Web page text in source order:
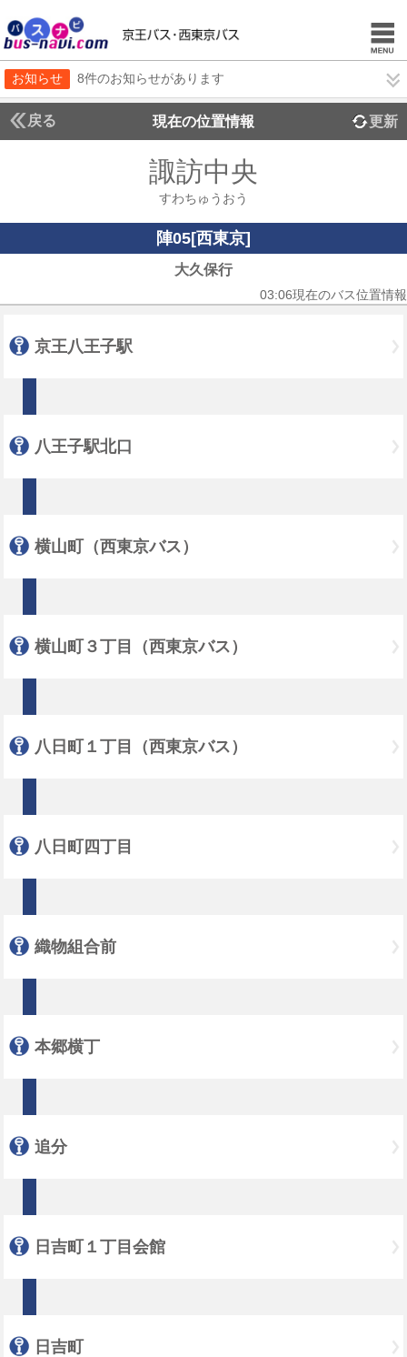
お知らせ 8件のお知らせがあります
戻る 現在の位置情報 更新
諏訪中央
すわちゅうおう
陣05[西東京]
大久保行
03:06現在のバス位置情報
京王八王子駅
八王子駅北口
横山町（西東京バス）
横山町３丁目（西東京バス）
八日町１丁目（西東京バス）
八日町四丁目
織物組合前
本郷横丁
追分
日吉町１丁目会館
日吉町